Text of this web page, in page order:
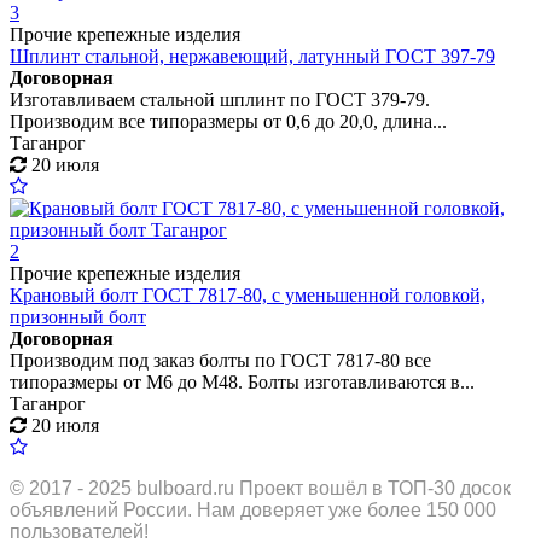
3
Прочие крепежные изделия
Шплинт стальной, нержавеющий, латунный ГОСТ 397-79
Договорная
Изготавливаем стальной шплинт по ГОСТ 379-79.
Производим все типоразмеры от 0,6 до 20,0, длина...
Таганрог
20 июля
2
Прочие крепежные изделия
Крановый болт ГОСТ 7817-80, с уменьшенной головкой,
призонный болт
Договорная
Производим под заказ болты по ГОСТ 7817-80 все
типоразмеры от М6 до М48. Болты изготавливаются в...
Таганрог
20 июля
© 2017 - 2025 bulboard.ru Проект вошёл в ТОП-30 досок
объявлений России. Нам доверяет уже более 150 000
пользователей!